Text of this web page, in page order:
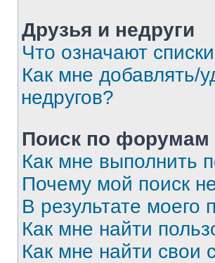
Друзья и недруги
Что означают
Как мне добавлять/
недругов?
Поиск по форумам
Как мне выполнить
Почему мой поиск
В результате моего
Как мне найти
Как мне найти